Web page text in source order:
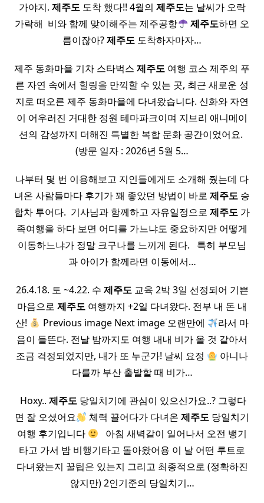
가야지. 제주도도착 했다!! 4월의 제주도는 날씨가 오락
가락해 ​ 비와 함께 맞이해주는 제주공항
제주도하면 오
름이잖아?제주도 도착하자마자…
제주 동화마을 기차 스타벅스 제주도 여행 코스 제주의 푸
른 자연 속에서 힐링을 만끽할 수 있는 곳, 최근 새로운 성
지로 떠오른 제주 동화마을에 다녀왔습니다. 신화와 자연
이 어우러진 거대한 정원 테마파크이며 지브리 애니메이
션의 감성까지 더해진 특별한 복합 문화 공간이었어요. ​
(방문 일자 : 2026년 5월 5…
나부터 몇 번 이용해보고 지인들에게도 소개해 줬는데 다
녀온 사람들마다 후기가 꽤 좋았던 방법이 바로 제주도 승
합차 투어다. ​ 기사님과 함께하고 자유일정으로 제주도 가
족여행을 하다 보면 어디를 가느냐도 중요하지만 어떻게
이동하느냐가 정말 크구나를 느끼게 된다. ​ ​ 특히 부모님
과 아이가 함께라면 이동에서…
26.4.18. 토 ~4.22. 수 제주도교육 2박 3일 선정되어 기쁜
마음으로 제주도 여행까지 +2일 다녀왔다. 전부 내 돈 내
산!
Previous image Next image 오랜만에
라서 마
음이 들뜬다. 전날 밤까지도 여행 내내 비가 올 것 같아서
조금 걱정되었지만, 내가 또 누군가! 날씨 요정
아니나
다를까 부산 출발할 때 비가…
​ Hoxy.. 제주도 당일치기에 관심이 있으신가요..? 그렇다
면 잘 오셨어요
체력 끌어다가 다녀온제주도 당일치기
여행 후기입니다
​ ​ 아침 새벽같이 일어나서 오전 뱅기
타고 가서 밤 비행기타고 돌아왔어용 이 날 어떤 루트로
다녀왔는지 꿀팁은 있는지 그리고 최종적으로 (정확하진
않지만) 2인기준의 당일치기…